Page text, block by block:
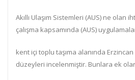
Akıllı Ulaşım Sistemleri (AUS) ne olan
çalışma kapsamında (AUS)
kent içi toplu taşıma alanında
düzeyleri incelenmiştir. Bunlara ek